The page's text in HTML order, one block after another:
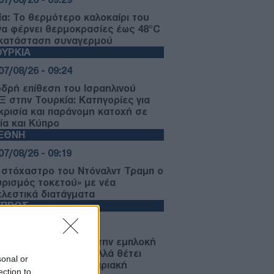
or
to
Το θερμότερο καλοκαίρι του
φέρνει θερμοκρασίες έως 48°C
συναγερμού
08/26 - 09:24
επίθεση του Ισραηλινού
στην Τουρκία: Κατηγορίες για
και παράνομη κατοχή σε
και Κύπρο
08/26 - 09:19
του Ντόναλντ Τραμπ ο
τοκετού» με νέα
διατάγματα
07/08/26 - 09:17
Απορρίπτει την εμπλοκή
ΕΕ στις συνομιλίες αλλά θέτει
για την τουρκοκυπριακή